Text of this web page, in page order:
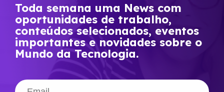
Toda semana uma News com
oportunidades de trabalho,
conteúdos selecionados, eventos
importantes e novidades sobre o
Mundo da Tecnologia.